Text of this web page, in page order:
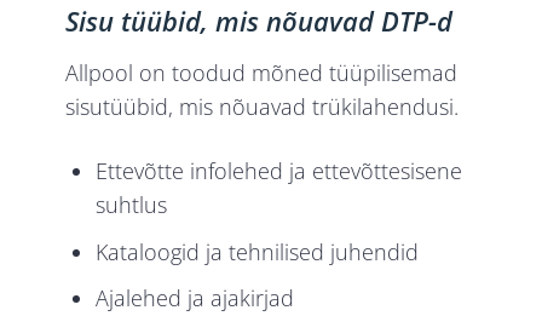
Sisu tüübid, mis nõuavad DTP-d
Allpool on toodud mõned tüüpilisemad
sisutüübid, mis nõuavad trükilahendusi.
Ettevõtte infolehed ja ettevõttesisene
suhtlus
Kataloogid ja tehnilised juhendid
Ajalehed ja ajakirjad